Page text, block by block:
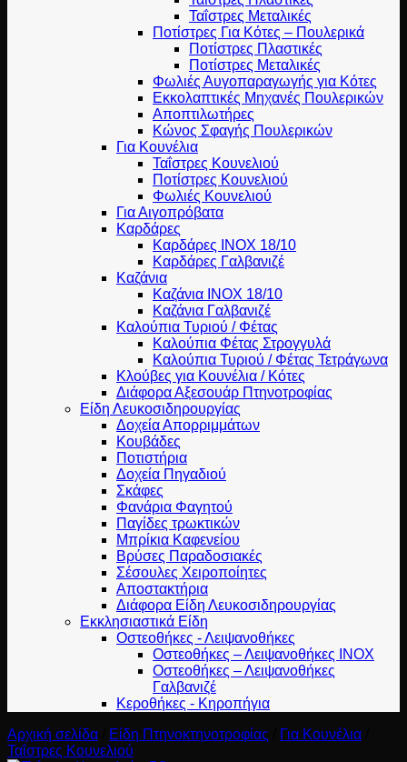
Ταΐστρες Μεταλικές
Ποτίστρες Για Κότες – Πουλερικά
Ποτίστρες Πλαστικές
Ποτίστρες Μεταλικές
Φωλιές Αυγοπαραγωγής για Κότες
Εκκολαπτικές Μηχανές Πουλερικών
Αποπτιλωτήρες
Κώνος Σφαγής Πουλερικών
Για Κουνέλια
Ταΐστρες Κουνελιού
Ποτίστρες Κουνελιού
Φωλιές Κουνελιού
Για Αιγοπρόβατα
Καρδάρες
Καρδάρες INOX 18/10
Καρδάρες Γαλβανιζέ
Καζάνια
Καζάνια INOX 18/10
Καζάνια Γαλβανιζέ
Καλούπια Τυριού / Φέτας
Καλούπια Φέτας Στρογγυλά
Καλούπια Τυριού / Φέτας Τετράγωνα
Κλούβες για Κουνέλια / Κότες
Διάφορα Αξεσουάρ Πτηνοτροφίας
Είδη Λευκοσιδηρουργίας
Δοχεία Απορριμμάτων
Κουβάδες
Ποτιστήρια
Δοχεία Πηγαδιού
Σκάφες
Φανάρια Φαγητού
Παγίδες τρωκτικών
Μπρίκια Καφενείου
Βρύσες Παραδοσιακές
Σέσουλες Χειροποίητες
Αποστακτήρια
Διάφορα Είδη Λευκοσιδηρουργίας
Εκκλησιαστικά Είδη
Οστεοθήκες - Λειψανοθήκες
Οστεοθήκες – Λειψανοθήκες INOX
Οστεοθήκες – Λειψανοθήκες
Γαλβανιζέ
Κεροθήκες - Κηροπήγια
Αρχική σελίδα
Είδη Πτηνοκτηνοτροφίας Για Κουνέλια
Ταΐστρες Κουνελιού